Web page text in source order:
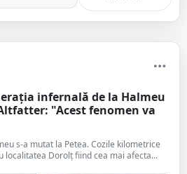
infernală de la Halmeu
"Acest fenomen va
s-a mutat la Petea. Cozile kilometrice
localitatea Dorolț fiind cea mai afecta...